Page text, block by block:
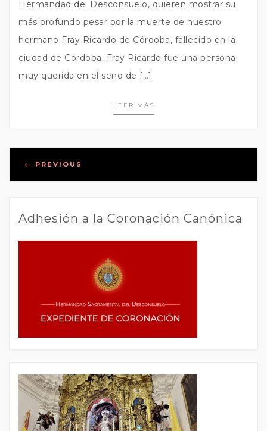
Hermandad del Desconsuelo, quieren mostrar su
más profundo pesar por la muerte de nuestro
hermano Fray Ricardo de Córdoba, fallecido en la
ciudad de Córdoba. Fray Ricardo fue una persona
muy querida en el seno de […]
LEER MÁS
Posts
navigation
← PREVIOUS
Adhesión a la Coronación Canónica